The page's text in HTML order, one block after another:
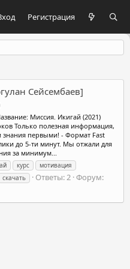
Регистрация
Сейсембаев]
Миссия. Икигай (2021)
Только полезная информация,
знания первыми! - Формат Fast
до 5-ти минут. Мы отжали для
за минимум...
курс
мотивация
скачать Ответы: 2 Форум: